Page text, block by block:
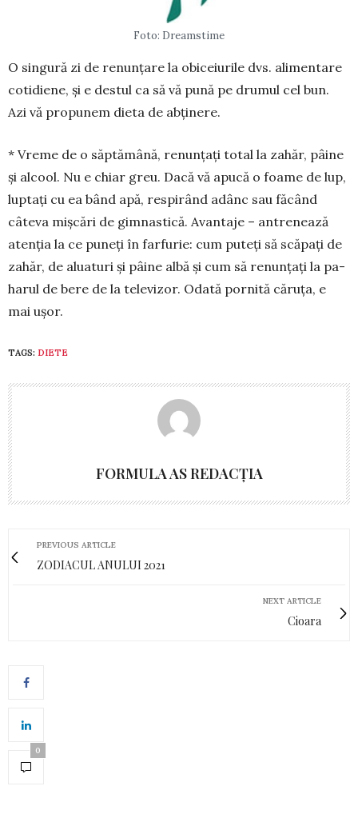
Foto: Dreamstime
O singură zi de renunțare la obi­ce­iurile dvs. alimentare
coti­diene, și e destul ca să vă pună pe dru­mul cel bun.
Azi vă propunem dieta de ab­ți­nere.
* Vreme de o săptămână, renun­țați total la zahăr, pâine
și alcool. Nu e chiar greu. Dacă vă apucă o foame de lup,
luptați cu ea bând apă, res­pirând adânc sau făcând
câteva miș­cări de gimnas­tică. Avan­taje – antrenează
aten­ția la ce puneți în far­furie: cum puteți să scă­pați de
zahăr, de aluaturi și pâine albă și cum să renunțați la pa­
harul de bere de la tele­vizor. Odată pornită căruța, e
mai ușor.
TAGS: DIETE
FORMULA AS REDACȚIA
PREVIOUS ARTICLE
ZODIACUL ANULUI 2021
NEXT ARTICLE
Cioara
0